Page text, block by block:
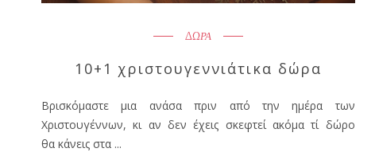
ΔΩΡΑ
10+1 χριστουγεννιάτικα δώρα
Βρισκόμαστε μια ανάσα πριν από την ημέρα των
Χριστουγέννων, κι αν δεν έχεις σκεφτεί ακόμα τί δώρο
θα κάνεις στα ...